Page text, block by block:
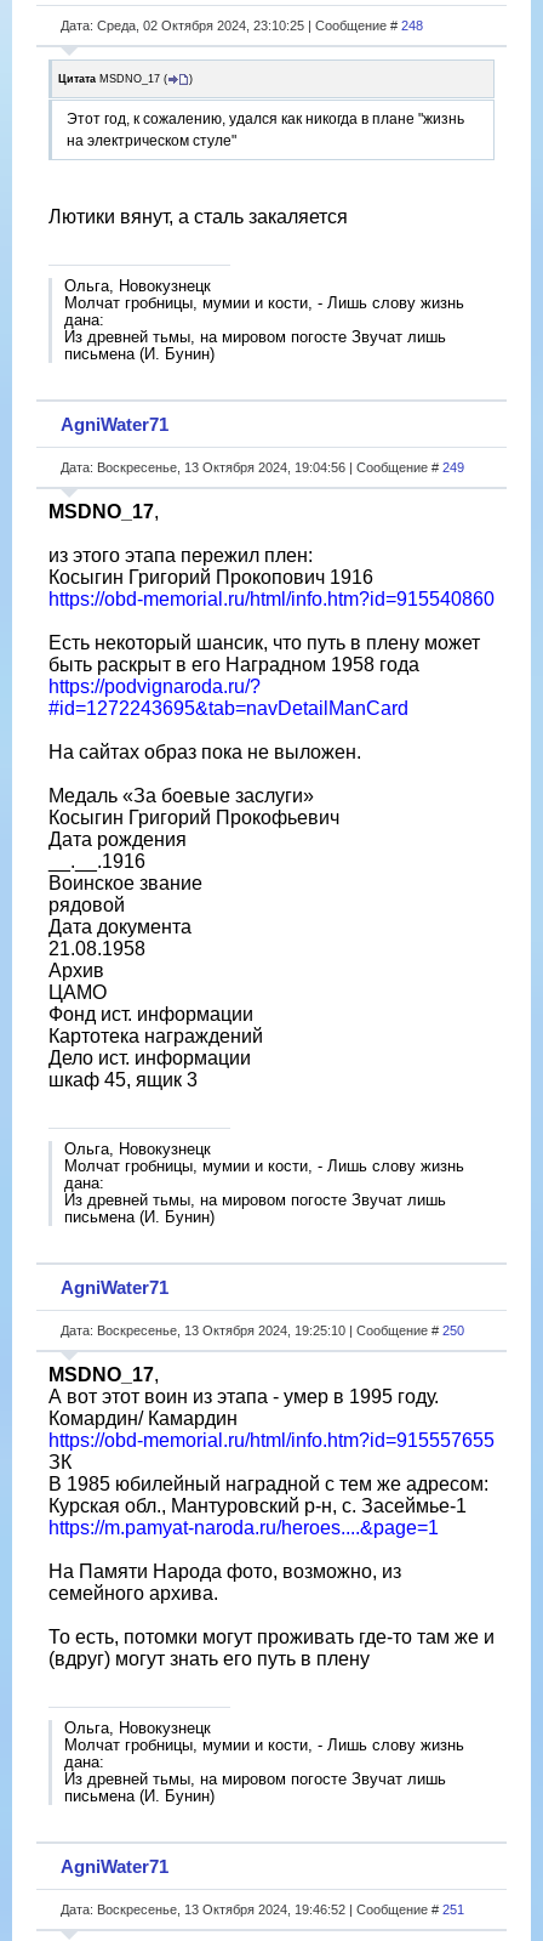
Дата: Среда, 02 Октября 2024, 23:10:25 | Сообщение # 248
Цитата MSDNO_17 ( )
Этот год, к сожалению, удался как никогда в плане "жизнь
на электрическом стуле"
Лютики вянут, а сталь закаляется
Ольга, Новокузнецк
Молчат гробницы, мумии и кости, - Лишь слову жизнь
дана:
Из древней тьмы, на мировом погосте Звучат лишь
письмена (И. Бунин)
AgniWater71
Дата: Воскресенье, 13 Октября 2024, 19:04:56 | Сообщение # 249
MSDNO_17,
из этого этапа пережил плен:
Косыгин Григорий Прокопович 1916
https://obd-memorial.ru/html/info.htm?id=915540860
Есть некоторый шансик, что путь в плену может
быть раскрыт в его Наградном 1958 года
https://podvignaroda.ru/?
#id=1272243695&tab=navDetailManCard
На сайтах образ пока не выложен.
Медаль «За боевые заслуги»
Косыгин Григорий Прокофьевич
Дата рождения
__.__.1916
Воинское звание
рядовой
Дата документа
21.08.1958
Архив
ЦАМО
Фонд ист. информации
Картотека награждений
Дело ист. информации
шкаф 45, ящик 3
Ольга, Новокузнецк
Молчат гробницы, мумии и кости, - Лишь слову жизнь
дана:
Из древней тьмы, на мировом погосте Звучат лишь
письмена (И. Бунин)
AgniWater71
Дата: Воскресенье, 13 Октября 2024, 19:25:10 | Сообщение # 250
MSDNO_17,
А вот этот воин из этапа - умер в 1995 году.
Комардин/ Камардин
https://obd-memorial.ru/html/info.htm?id=915557655
ЗК
В 1985 юбилейный наградной с тем же адресом:
Курская обл., Мантуровский р-н, с. Засеймье-1
https://m.pamyat-naroda.ru/heroes....&page=1
На Памяти Народа фото, возможно, из
семейного архива.
То есть, потомки могут проживать где-то там же и
(вдруг) могут знать его путь в плену
Ольга, Новокузнецк
Молчат гробницы, мумии и кости, - Лишь слову жизнь
дана:
Из древней тьмы, на мировом погосте Звучат лишь
письмена (И. Бунин)
AgniWater71
Дата: Воскресенье, 13 Октября 2024, 19:46:52 | Сообщение # 251